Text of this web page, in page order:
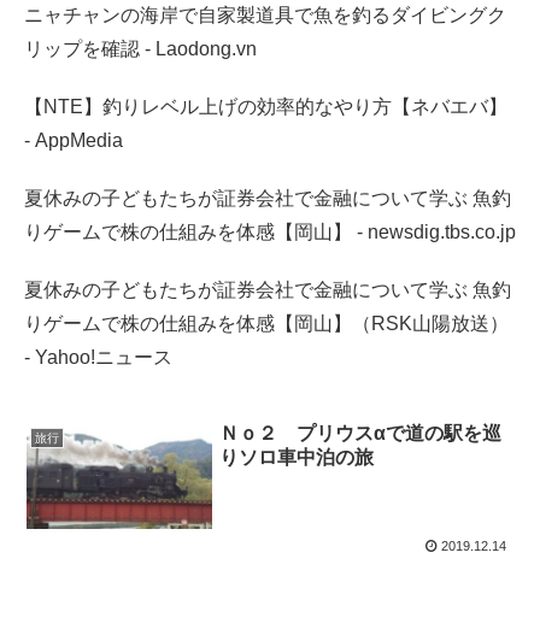
ニャチャンの海岸で自家製道具で魚を釣るダイビングク
リップを確認 - Laodong.vn
【NTE】釣りレベル上げの効率的なやり方【ネバエバ】
- AppMedia
夏休みの子どもたちが証券会社で金融について学ぶ 魚釣
りゲームで株の仕組みを体感【岡山】 - newsdig.tbs.co.jp
夏休みの子どもたちが証券会社で金融について学ぶ 魚釣
りゲームで株の仕組みを体感【岡山】（RSK山陽放送）
- Yahoo!ニュース
旅行
Ｎｏ２ プリウスαで道の駅を巡
りソロ車中泊の旅
2019.12.14